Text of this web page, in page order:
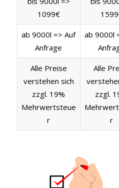
1099€
ab 9000l => Auf
Anfrage
ab 9000l
Alle Preise
verstehen sich
zzgl. 19%
Mehrwertsteue
r
Alle
zzgl.
r